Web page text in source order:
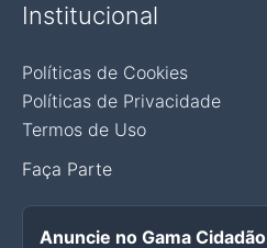
Institucional
Políticas de Cookies
Políticas de Privacidade
Termos de Uso
Faça Parte
Anuncie no Gama Cidadão